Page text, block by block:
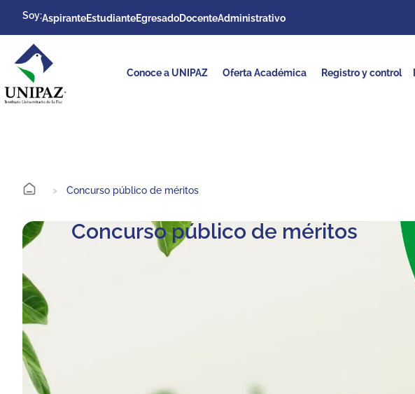
Soy:AspiranteEstudianteEgresadoDocenteAdministrativo
Conoce a UNIPAZ Oferta Académica Registro y control
> Concurso público de méritos
Concurso público de méritos